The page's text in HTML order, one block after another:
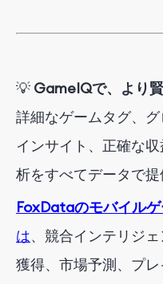
💡 GameIQで、より賢
詳細なゲームタグ、
インサイト、正確な
析をすべてデータで提
FoxDataのモバイル
は、競合インテリジ
獲得、市場予測、プレ